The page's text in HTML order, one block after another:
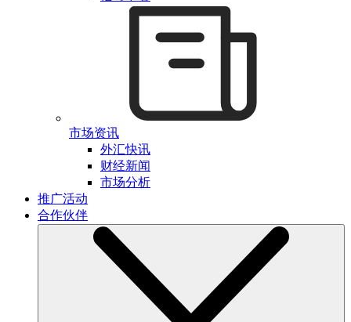
市场资讯
外汇快讯
财经新闻
市场分析
推广活动
合作伙伴